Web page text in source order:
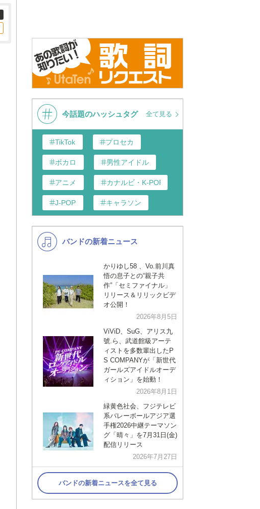
今話題のハッシュタグ 全て見る
TikTok プロセカ
ボカロ 男性アイドル
アニメ カナルビ・K-POP和訳
J-POP キャラソン
K-POP バンド
洋楽
VTuber ディズニー
バンドの新着ニュース
かりゆし58 、Vo.前川真
悟の息子との“親子共
作”「セミファイナル」
リリース＆リリックビデ
オ公開！
2026年8月5日
ViViD、SuG、アリス九
號.ら、武道館級アーテ
ィストを多数輩出したP
S COMPANYが「新世代
ガールズアイドルオーデ
ィション」を始動！
2026年8月1日
緑黄色社会、フジテレビ
系バレーボールアジア選
手権2026中継テーマソン
グ「晴々」を7月31日(金)
配信リリース
2026年7月27日
バンドの新着ニュースを全て見る